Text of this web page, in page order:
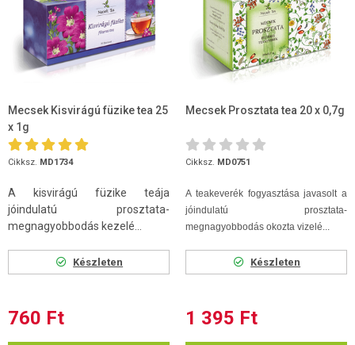
Mecsek Kisvirágú füzike tea 25
x 1g
Cikksz. MD1734
A kisvirágú füzike teája
jóindulatú prosztata-
megnagyobbodás kezelé...
Készleten
760 Ft
Mecsek Prosztata tea 20 x 0,7g
Cikksz. MD0751
A teakeverék fogyasztása javasolt a
jóindulatú prosztata-
megnagyobbodás okozta vizelé...
Készleten
1 395 Ft